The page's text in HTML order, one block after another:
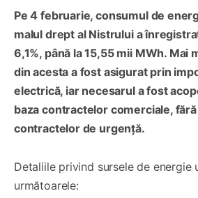
Pe 4 februarie, consumul de
malul drept al Nistrului a
6,1%, până la 15,55 mii MWh. Mai
din acesta a fost asigurat prin
electrică, iar necesarul a fost
baza contractelor comerciale,
contractelor de urgență.
Detaliile privind sursele de energie
următoarele: